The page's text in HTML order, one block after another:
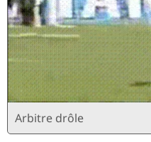
Arbitre drôle